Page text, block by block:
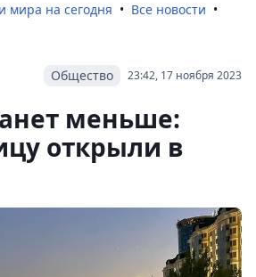
мира на сегодня
Все новости
23:42, 17 ноября 2023
Общество
меньше:
открыли в